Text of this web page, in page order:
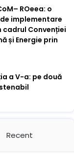
ROeea: o
implementare
Convenției
și Energie prin
a V-a: pe două
Recent